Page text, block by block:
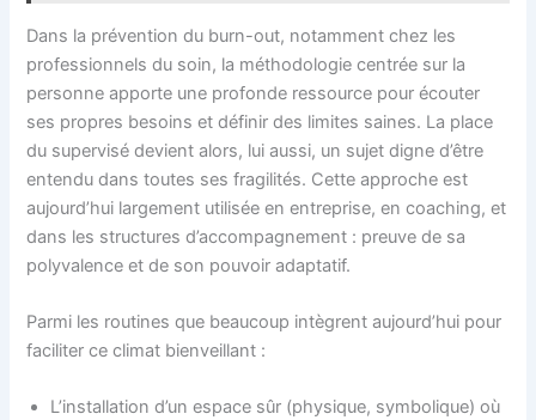
Dans la prévention du burn-out, notamment chez les
professionnels du soin, la méthodologie centrée sur la
personne apporte une profonde ressource pour écouter
ses propres besoins et définir des limites saines. La place
du supervisé devient alors, lui aussi, un sujet digne d’être
entendu dans toutes ses fragilités. Cette approche est
aujourd’hui largement utilisée en entreprise, en coaching, et
dans les structures d’accompagnement : preuve de sa
polyvalence et de son pouvoir adaptatif.
Parmi les routines que beaucoup intègrent aujourd’hui pour
faciliter ce climat bienveillant :
L’installation d’un espace sûr (physique, symbolique) où